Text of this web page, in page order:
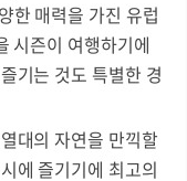
한 매력을 가진 유럽
시즌이 여행하기에
기는 것도 특별한 경
대의 자연을 만끽할
에 즐기기에 최고의